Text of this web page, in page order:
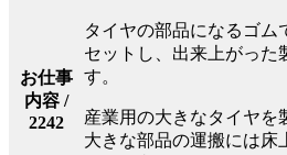
お仕事
内容 /
2242
タイヤの部品になるゴム
セットし、出来上がった
す。
産業用の大きなタイヤを
大きな部品の運搬には床